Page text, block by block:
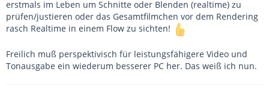
erstmals im Leben um Schnitte oder Blenden (realtime) zu
prüfen/justieren oder das Gesamtfilmchen vor dem Rendering
rasch Realtime in einem Flow zu sichten!
Freilich muß perspektivisch für leistungsfähigere Video und
Tonausgabe ein wiederum besserer PC her. Das weiß ich nun.